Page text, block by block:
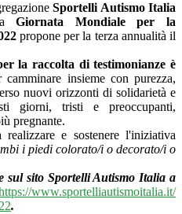
Sportelli Autismo Italia
Giornata Mondiale per la
propone per la terza annualità il
la raccolta di testimonianze è
insieme con purezza,
nuovi orizzonti di solidarietà e
giorni, tristi e preoccupanti,
pregnante.
e sostenere l'iniziativa
i piedi colorato/i o decorato/i o
sul sito Sportelli Autismo Italia a
www.sportelliautismoitalia.it/
.